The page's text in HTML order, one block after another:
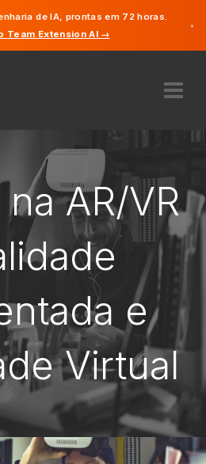
de IA, prontas em 72 horas.
Team Extension AI →
×
COMEÇAR
AR/VR
e
Virtual